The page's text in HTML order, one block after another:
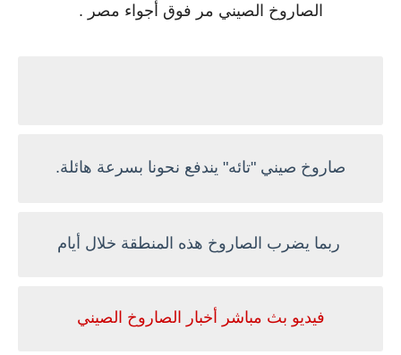
الصاروخ الصيني مر فوق أجواء مصر .
صاروخ صيني "تائه" يندفع نحونا بسرعة هائلة.
ربما يضرب الصاروخ هذه المنطقة خلال أيام
فيديو بث مباشر أخبار الصاروخ الصيني